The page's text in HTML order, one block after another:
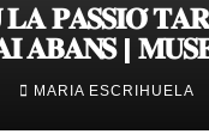
𝐋𝐀 𝐏𝐀𝐒𝐒𝐈𝐎́
𝐀𝐁𝐀𝐍𝐒 |
MARIA ESCRIHUELA